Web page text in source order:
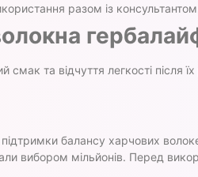
разом із
та відчуття легкості після
балансу харчових
вибором мільйонів. Перед